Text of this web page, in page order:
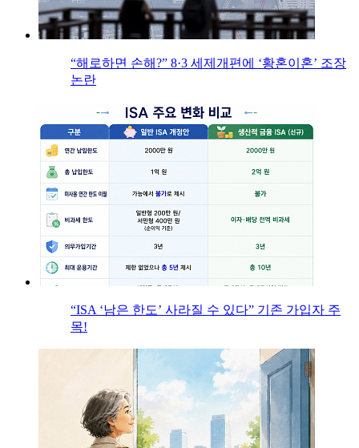
“해로하면 손해?” 8·3 세제개편에 ‘황혼이혼’ 조장
논란
“ISA ‘남은 한도’ 사라질 수 있다” 기존 가입자 주
목!